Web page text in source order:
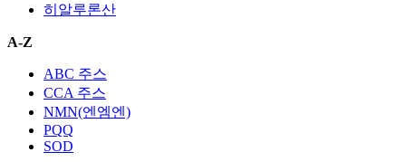
히알루론산
A-Z
ABC 주스
CCA 주스
NMN(엔엠엔)
PQQ
SOD